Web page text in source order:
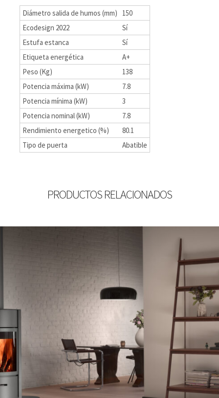
Diámetro salida de humos (mm)
150
Ecodesign 2022
Sí
Estufa estanca
Sí
Etiqueta energética
A+
Peso (Kg)
138
Potencia máxima (kW)
7.8
Potencia mínima (kW)
3
Potencia nominal (kW)
7.8
Rendimiento energetico (%)
80.1
Tipo de puerta
Abatible
PRODUCTOS RELACIONADOS